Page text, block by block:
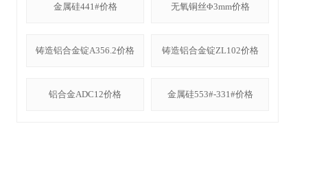
金属硅441#价格 无氧铜丝Φ3mm价格
铸造铝合金锭A356.2价格 铸造铝合金锭ZL102价格
铝合金ADC12价格 金属硅553#-331#价格